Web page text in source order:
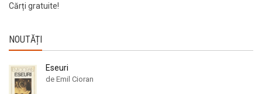
Cărți gratuite!
NOUTĂȚI
Eseuri
de Emil Cioran